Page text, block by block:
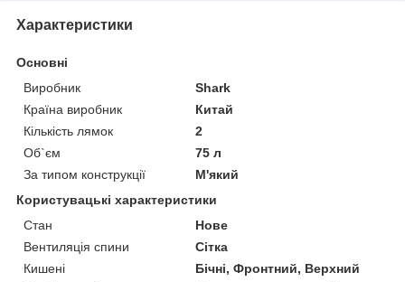
Характеристики
Основні
Виробник
Shark
Країна виробник
Китай
Кількість лямок
2
Об`єм
75 л
За типом конструкції
М'який
Користувацькі характеристики
Стан
Нове
Вентиляція спини
Сітка
Кишені
Бічні, Фронтний, Верхний